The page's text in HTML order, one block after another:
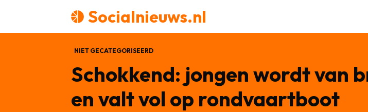
Socialnieuws.nl
NIET GECATEGORISEERD
Schokkend: jongen wordt van
en valt vol op rondvaartboot